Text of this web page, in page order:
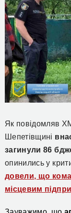
Як повідомляв
Шепетівщині в
загинули 86
опинились у
довели, що
місцевим